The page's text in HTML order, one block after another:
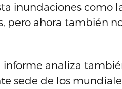
inundaciones como
pero ahora también
informe analiza
sede de los